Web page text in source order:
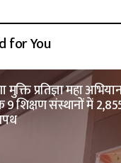
for You
प्रतिज्ञा महा
संस्थानों में 2,855